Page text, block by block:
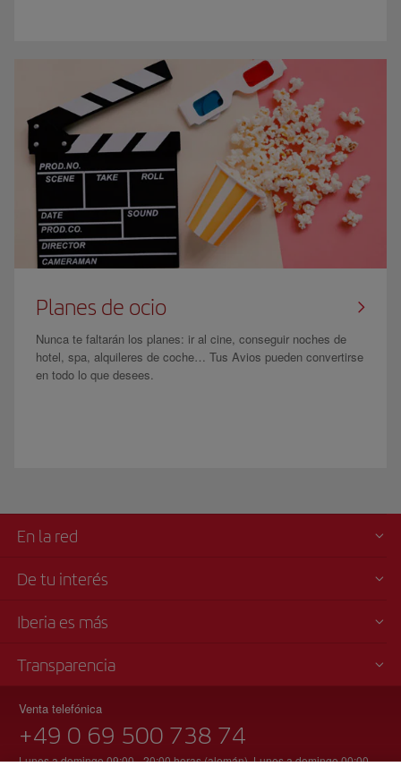
Planes de ocio
Nunca te faltarán los planes: ir al cine, conseguir noches de
hotel, spa, alquileres de coche… Tus Avios pueden convertirse
en todo lo que desees.
En la red
De tu interés
Iberia es más
Transparencia
Venta telefónica
+49 0 69 500 738 74
Lunes a domingo 09:00 - 20:00 horas (alemán). Lunes a domingo 00:00 -